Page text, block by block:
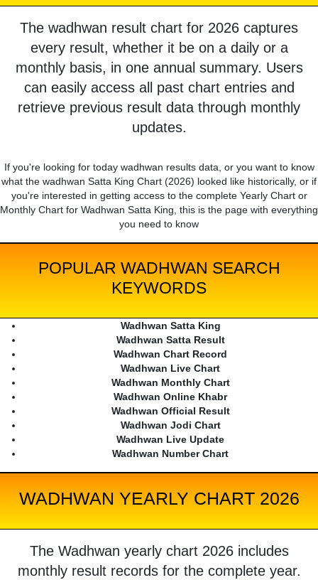
The wadhwan result chart for 2026 captures
every result, whether it be on a daily or a
monthly basis, in one annual summary. Users
can easily access all past chart entries and
retrieve previous result data through monthly
updates.
If you're looking for today wadhwan results data, or you want to know
what the wadhwan Satta King Chart (2026) looked like historically, or if
you're interested in getting access to the complete Yearly Chart or
Monthly Chart for Wadhwan Satta King, this is the page with everything
you need to know
POPULAR WADHWAN SEARCH
KEYWORDS
Wadhwan Satta King
Wadhwan Satta Result
Wadhwan Chart Record
Wadhwan Live Chart
Wadhwan Monthly Chart
Wadhwan Online Khabr
Wadhwan Official Result
Wadhwan Jodi Chart
Wadhwan Live Update
Wadhwan Number Chart
WADHWAN YEARLY CHART 2026
The Wadhwan yearly chart 2026 includes
monthly result records for the complete year.